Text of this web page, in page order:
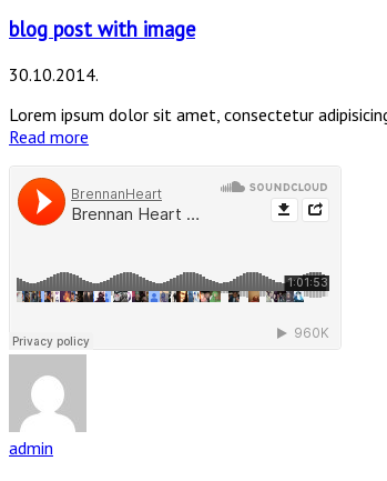
blog post with image
30.10.2014.
Lorem ipsum dolor sit amet, consectetur
Read more
admin